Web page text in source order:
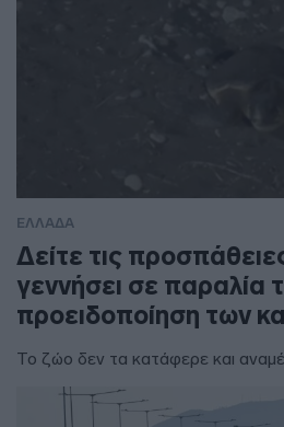
ΕΛΛΑΔΑ
Δείτε τις
γεννήσει σε παραλία
προειδοποίηση των
Το ζώο δεν τα κατάφερε και